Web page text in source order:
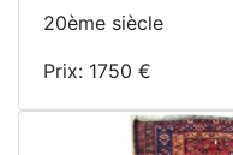
20ème siècle
Prix: 1750 €